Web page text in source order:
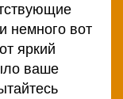
немного вот
яркий
ваше